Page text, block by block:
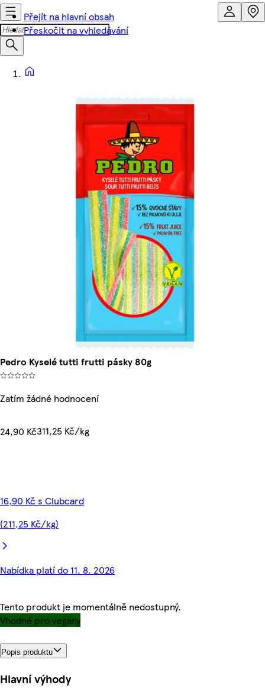
Přejít na hlavní obsah
Přeskočit na vyhledávání
Pedro Kyselé tutti frutti pásky 80g
Zatím žádné hodnocení
24,90 Kč311,25 Kč/kg
16,90 Kč s Clubcard
(211,25 Kč/kg)
Nabídka platí do 11. 8. 2026
Tento produkt je momentálně nedostupný.
Vhodné pro vegany
Popis produktu
Hlavní výhody